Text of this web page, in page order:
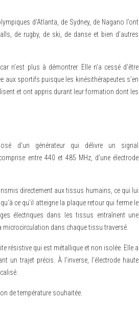
d’Atlanta, de Sydney, de Nagano l’ont
de rugby, de ski, de danse et bien d’autres
n’est plus à démontrer. Elle n’a cessé d’être
aux sportifs puisque les kinésithérapeutes s’en
et ont appris durant leur formation dont les
d’un générateur qui délivre un signal
entre 440 et 485 MHz, d’une électrode
directement aux tissus humains, ce qui lui
ce qu’il atteigne la plaque retour qui ferme le
électriques dans les tissus entraînent une
dans chaque tissu traversé.
résistive qui est métallique et non isolée. Elle a
un trajet précis. À l’inverse, l’électrode haute
de température souhaitée.